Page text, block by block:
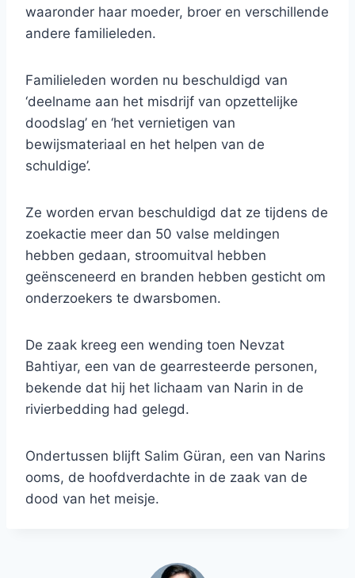
waaronder haar moeder, broer en verschillende
andere familieleden.
Familieleden worden nu beschuldigd van
‘deelname aan het misdrijf van opzettelijke
doodslag’ en ‘het vernietigen van
bewijsmateriaal en het helpen van de
schuldige’.
Ze worden ervan beschuldigd dat ze tijdens de
zoekactie meer dan 50 valse meldingen
hebben gedaan, stroomuitval hebben
geënsceneerd en branden hebben gesticht om
onderzoekers te dwarsbomen.
De zaak kreeg een wending toen Nevzat
Bahtiyar, een van de gearresteerde personen,
bekende dat hij het lichaam van Narin in de
rivierbedding had gelegd.
Ondertussen blijft Salim Güran, een van Narins
ooms, de hoofdverdachte in de zaak van de
dood van het meisje.